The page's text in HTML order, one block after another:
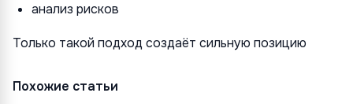
анализ рисков
Только такой подход создаёт сильную позицию
Похожие статьи